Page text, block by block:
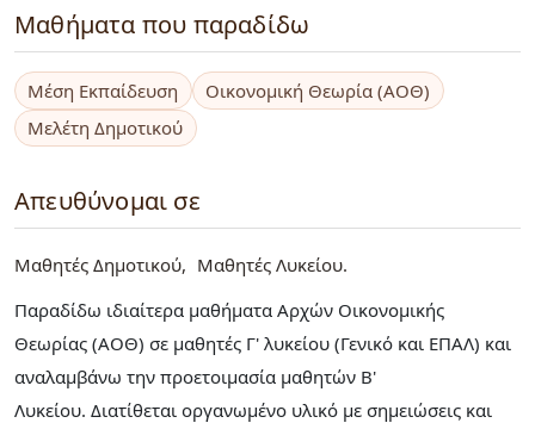
Μαθήματα που παραδίδω
Μέση Εκπαίδευση
Οικονομική Θεωρία (ΑΟΘ)
Μελέτη Δημοτικού
Απευθύνομαι σε
Μαθητές Δημοτικού
Μαθητές Λυκείου
Παραδίδω ιδιαίτερα μαθήματα Αρχών Οικονομικής
Θεωρίας (ΑΟΘ) σε μαθητές Γ' λυκείου (Γενικό και ΕΠΑΛ) και
αναλαμβάνω την προετοιμασία μαθητών Β'
Λυκείου. Διατίθεται οργανωμένο υλικό με σημειώσεις και